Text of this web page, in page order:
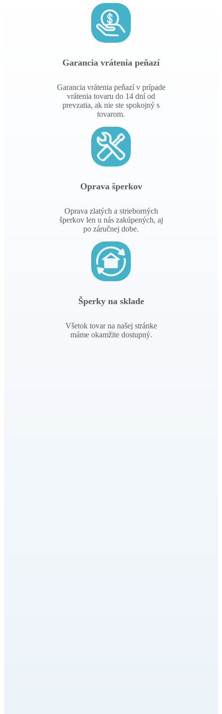
Garancia vrátenia peňazí
Garancia vrátenia peňazí v prípade
vrátenia tovaru do 14 dní od
prevzatia, ak nie ste spokojný s
tovarom.
Oprava šperkov
Oprava zlatých a strieborných
šperkov len u nás zakúpených, aj
po záručnej dobe.
Šperky na sklade
Všetok tovar na našej stránke
máme okamžite dostupný.